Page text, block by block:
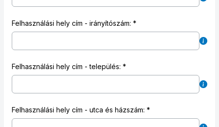
Felhasználási hely cím - irányítószám:
Felhasználási hely cím - település:
Felhasználási hely cím - utca és házszám: